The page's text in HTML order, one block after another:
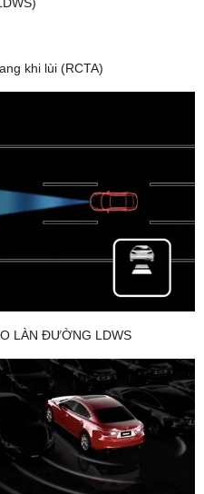
khi lùi (RCTA)
LÀN ĐƯỜNG LDWS